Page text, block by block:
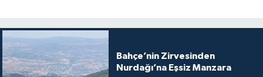
Bahçe’nin Zirvesinden
Nurdağı’na Eşsiz Manzara